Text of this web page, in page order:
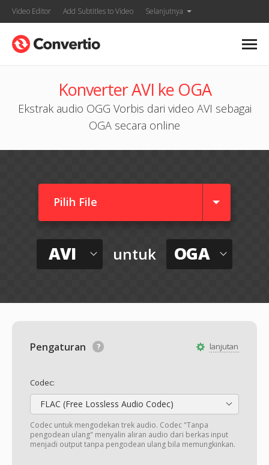
Video Editor Add Subtitles to Video Selanjutnya
Konverter AVI ke OGA
Ekstrak audio OGG Vorbis dari video AVI sebagai
OGA secara online
Pilih File
AVI untuk OGA
lanjutan
Pengaturan
Codec:
FLAC (Free Lossless Audio Codec)
Codec untuk mengodekan trek audio. Codec "Tanpa
pengodean ulang" menyalin aliran audio dari berkas input
menjadi output tanpa pengodean ulang bila memungkinkan.